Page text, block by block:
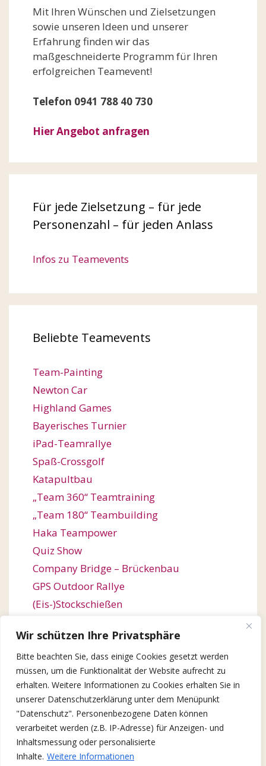
Wir schützen Ihre Privatsphäre
Bitte beachten Sie, dass einige Cookies gesetzt werden
müssen, um die Funktionalität der Website aufrecht zu
erhalten. Weitere Informationen zu Cookies erhalten Sie in
unserer Datenschutzerklärung unter dem Menüpunkt
"Datenschutz". Personenbezogene Daten können
verarbeitet werden (z.B. IP-Adresse) für Anzeigen- und
Inhaltsmessung oder personalisierte
Inhalte. Weitere Informationen
Mit Ihren Wünschen und Zielsetzungen
sowie unseren Ideen und unserer
Erfahrung finden wir das
maßgeschneiderte Programm für Ihren
erfolgreichen Teamevent!
Telefon 0941 788 40 730
Hier Angebot anfragen
Für jede Zielsetzung – für jede
Personenzahl – für jeden Anlass
Infos zu Teamevents
Beliebte Teamevents
Team-Painting
Newton Car
Highland Games
Bayerisches Turnier
iPad-Teamrallye
Spaß-Crossgolf
Katapultbau
„Team 360“ Teamtraining
„Team 180“ Teambuilding
Haka Teampower
Quiz Show
Company Bridge – Brückenbau
GPS Outdoor Rallye
(Eis-)Stockschießen
Orienteering / Orientierungswanderung
Outdoor Team Challenge
Kugelbahn-Bau / Roller Coaster
Winter Games
X-Mas Quiz Show
Lebkuchen-Baumeister